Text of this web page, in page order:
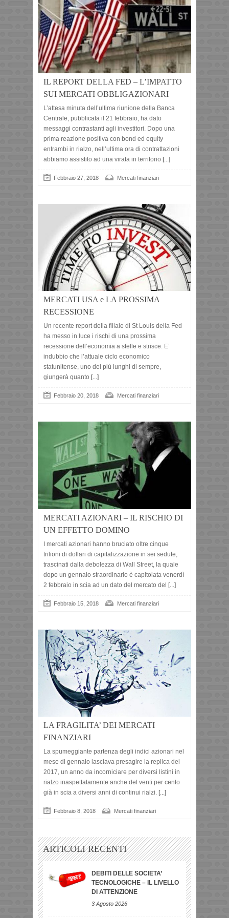
IL REPORT DELLA FED – L’IMPATTO
SUI MERCATI OBBLIGAZIONARI
L’attesa minuta dell’ultima riunione della Banca
Centrale, pubblicata il 21 febbraio, ha dato
messaggi contrastanti agli investitori. Dopo una
prima reazione positiva con bond ed equity
entrambi in rialzo, nell’ultima ora di contrattazioni
abbiamo assistito ad una virata in territorio [...]
Febbraio 27, 2018 Mercati finanziari
MERCATI USA e LA PROSSIMA
RECESSIONE
Un recente report della filiale di St Louis della Fed
ha messo in luce i rischi di una prossima
recessione dell’economia a stelle e strisce. E’
indubbio che l’attuale ciclo economico
statunitense, uno dei più lunghi di sempre,
giungerà quanto [...]
Febbraio 20, 2018 Mercati finanziari
MERCATI AZIONARI – IL RISCHIO DI
UN EFFETTO DOMINO
I mercati azionari hanno bruciato oltre cinque
trilioni di dollari di capitalizzazione in sei sedute,
trascinati dalla debolezza di Wall Street, la quale
dopo un gennaio straordinario è capitolata venerdì
2 febbraio in scia ad un dato del mercato del [...]
Febbraio 15, 2018 Mercati finanziari
LA FRAGILITA’ DEI MERCATI
FINANZIARI
La spumeggiante partenza degli indici azionari nel
mese di gennaio lasciava presagire la replica del
2017, un anno da incorniciare per diversi listini in
rialzo inaspettatamente anche del venti per cento
già in scia a diversi anni di continui rialzi. [...]
Febbraio 8, 2018 Mercati finanziari
ARTICOLI RECENTI
DEBITI DELLE SOCIETA’
TECNOLOGICHE – IL LIVELLO
DI ATTENZIONE
3 Agosto 2026